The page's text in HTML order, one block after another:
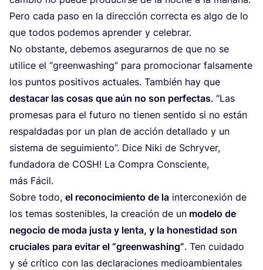
Pero cada paso en la direc­ción correc­ta es algo de lo
que todos pode­mos apren­der y celebrar.
No obs­tan­te, debe­mos ase­gu­rar­nos de que no se
uti­li­ce el “green­wa­shing” para pro­mo­cio­nar fal­sa­men­te
los pun­tos posi­ti­vos actua­les. Tam­bién hay que
des­ta­car las cosas que aún no son per­fec­tas. “Las
pro­me­sas para el futu­ro no tie­nen sen­ti­do si no están
res­pal­da­das por un plan de acción deta­lla­do y un
sis­te­ma de segui­mien­to”. Dice Niki de Schry­ver,
fun­da­do­ra de COSH! La Com­pra Cons­cien­te,
más Fácil.
Sobre todo, el reco­no­ci­mien­to de la inter­co­ne­xión de
los temas sos­te­ni­bles, la crea­ción de un mode­lo de
nego­cio de moda jus­ta y len­ta, y la hones­ti­dad son
cru­cia­les para evi­tar el “green­wa­shing”. Ten cui­da­do
y sé crí­ti­co con las decla­ra­cio­nes medioam­bien­ta­les